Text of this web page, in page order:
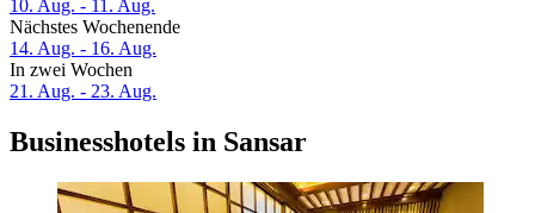
10. Aug. - 11. Aug.
Nächstes Wochenende
14. Aug. - 16. Aug.
In zwei Wochen
21. Aug. - 23. Aug.
Businesshotels in Sansar